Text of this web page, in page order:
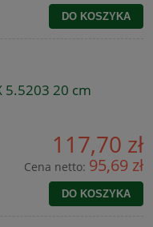
DO KOSZYKA
5.5203 20 cm
117,70 zł
Cena netto: 95,69 zł
DO KOSZYKA